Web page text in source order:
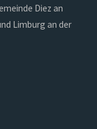
Diez an
Limburg an der